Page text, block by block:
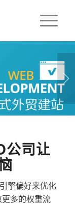
一页
1 2
公司让
擎偏好来优化
多的权重流